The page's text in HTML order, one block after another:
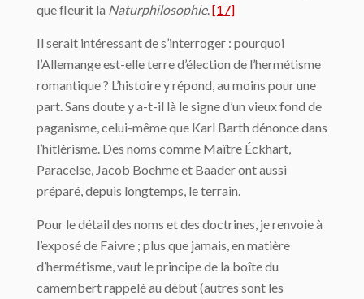
que fleurit la Naturphilosophie. [17]
Il serait intéressant de s’interroger : pourquoi
l’Allemange est-elle terre d’élection de l’hermétisme
romantique ? L’histoire y répond, au moins pour une
part. Sans doute y a-t-il là le signe d’un vieux fond de
paganisme, celui-même que Karl Barth dénonce dans
l’hitlérisme. Des noms comme Maître Éckhart,
Paracelse, Jacob Boehme et Baader ont aussi
préparé, depuis longtemps, le terrain.
Pour le détail des noms et des doctrines, je renvoie à
l’exposé de Faivre ; plus que ja­mais, en matière
d’hermétisme, vaut le principe de la boîte du
camembert rappelé au dé­but (autres sont les